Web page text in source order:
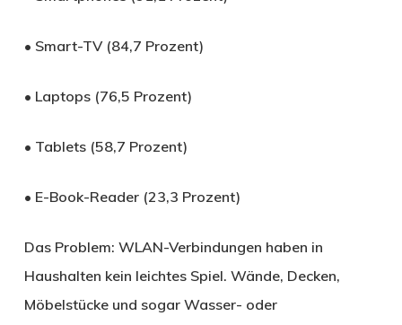
• Smart-TV (84,7 Prozent)
• Laptops (76,5 Prozent)
• Tablets (58,7 Prozent)
• E-Book-Reader (23,3 Prozent)
Das Problem: WLAN-Verbindungen haben in
Haushalten kein leichtes Spiel. Wände, Decken,
Möbelstücke und sogar Wasser- oder